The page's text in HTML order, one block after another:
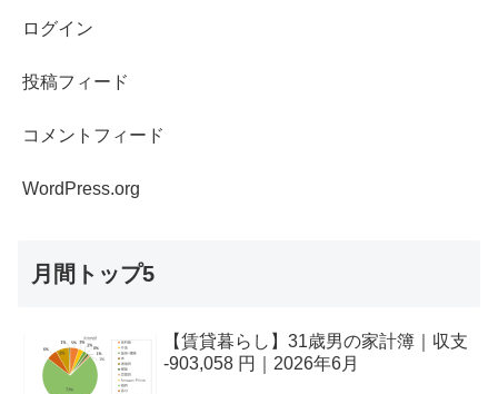
ログイン
投稿フィード
コメントフィード
WordPress.org
月間トップ5
【賃貸暮らし】31歳男の家計簿｜収支
-903,058 円｜2026年6月